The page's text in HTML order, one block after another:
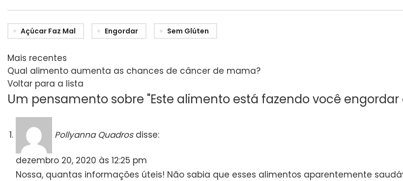
Açúcar Faz Mal Engordar Sem Glúten
Mais recentes
Qual alimento aumenta as chances de câncer de mama?
Voltar para a lista
Um pensamento sobre "Este alimento está fazendo você engordar
Pollyanna Quadros disse:
dezembro 20, 2020 às 12:25 pm
Nossa, quantas informações úteis! Não sabia que esses alimentos aparentemente